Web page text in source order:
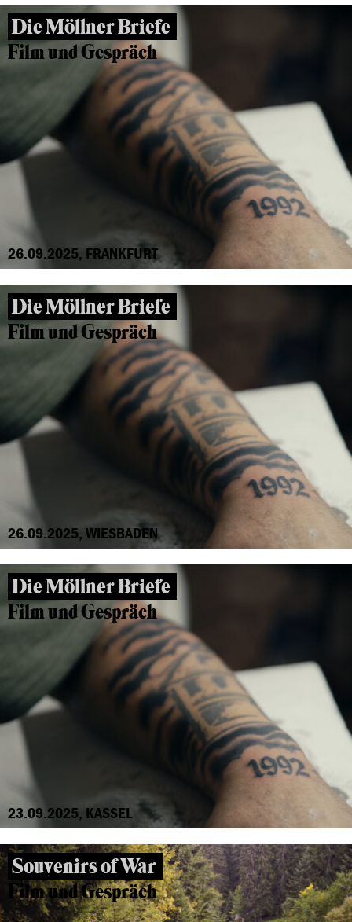
Die Möllner Briefe
Film und Gespräch
26.09.2025, FRANKFURT
Die Möllner Briefe
Film und Gespräch
26.09.2025, WIESBADEN
Die Möllner Briefe
Film und Gespräch
23.09.2025, KASSEL
Souvenirs of War
Film und Gespräch